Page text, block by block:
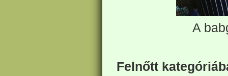
A
Felnőtt